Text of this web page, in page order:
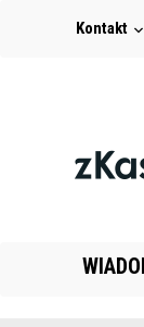
Kontakt